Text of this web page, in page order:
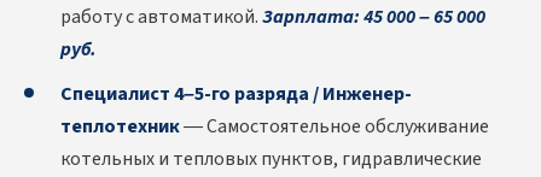
работу с автоматикой.Зарплата: 45 000 – 65 000
руб.
Специалист 4–5-го разряда / Инженер-
теплотехник— Самостоятельное обслуживание
котельных и тепловых пунктов, гидравлические